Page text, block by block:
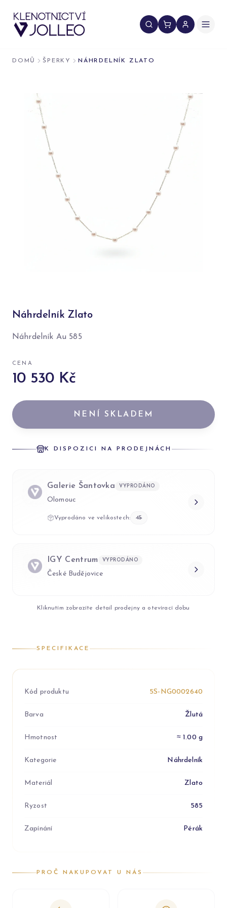
DOMŮ ŠPERKY NÁHRDELNÍK ZLATO
Náhrdelník Zlato
Náhrdelník Au 585
CENA
10 530 Kč
NENÍ SKLADEM
K DISPOZICI NA PRODEJNÁCH
Galerie Šantovka VYPRODÁNO
Olomouc
Vyprodáno ve velikostech: 45
IGY Centrum VYPRODÁNO
České Budějovice
Kliknutím zobrazíte detail prodejny a otevírací dobu
SPECIFIKACE
Kód produktu 5S-NG0002640
Barva Žlutá
Hmotnost ≈ 1.00 g
Kategorie Náhrdelník
Materiál Zlato
Ryzost 585
Zapínání Pérák
PROČ NAKUPOVAT U NÁS